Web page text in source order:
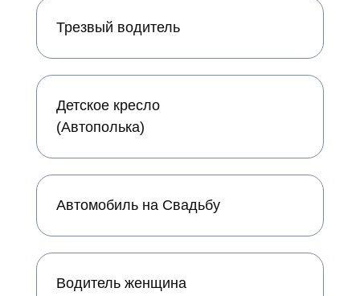
Трезвый водитель
Детское кресло
(Автополька)
Автомобиль на Свадьбу
Водитель женщина